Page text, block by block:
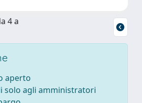
4 a
aperto
solo agli amministratori